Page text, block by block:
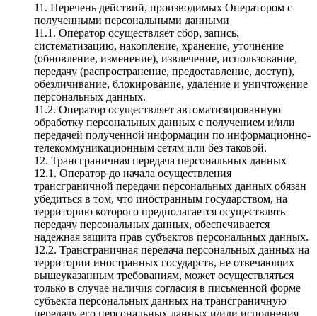
11. Перечень действий, производимых Оператором с
полученными персональными данными
11.1. Оператор осуществляет сбор, запись,
систематизацию, накопление, хранение, уточнение
(обновление, изменение), извлечение, использование,
передачу (распространение, предоставление, доступ),
обезличивание, блокирование, удаление и уничтожение
персональных данных.
11.2. Оператор осуществляет автоматизированную
обработку персональных данных с получением и/или
передачей полученной информации по информационно-
телекоммуникационным сетям или без таковой.
12. Трансграничная передача персональных данных
12.1. Оператор до начала осуществления
трансграничной передачи персональных данных обязан
убедиться в том, что иностранным государством, на
территорию которого предполагается осуществлять
передачу персональных данных, обеспечивается
надежная защита прав субъектов персональных данных.
12.2. Трансграничная передача персональных данных на
территории иностранных государств, не отвечающих
вышеуказанным требованиям, может осуществляться
только в случае наличия согласия в письменной форме
субъекта персональных данных на трансграничную
передачу его персональных данных и/или исполнения